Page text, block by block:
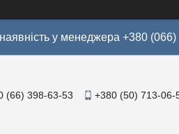
у менеджера +380
(66) 398-63-53 +380 (50) 713-06-